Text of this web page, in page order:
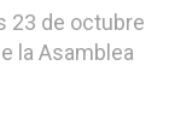
23 de octubre
la Asamblea